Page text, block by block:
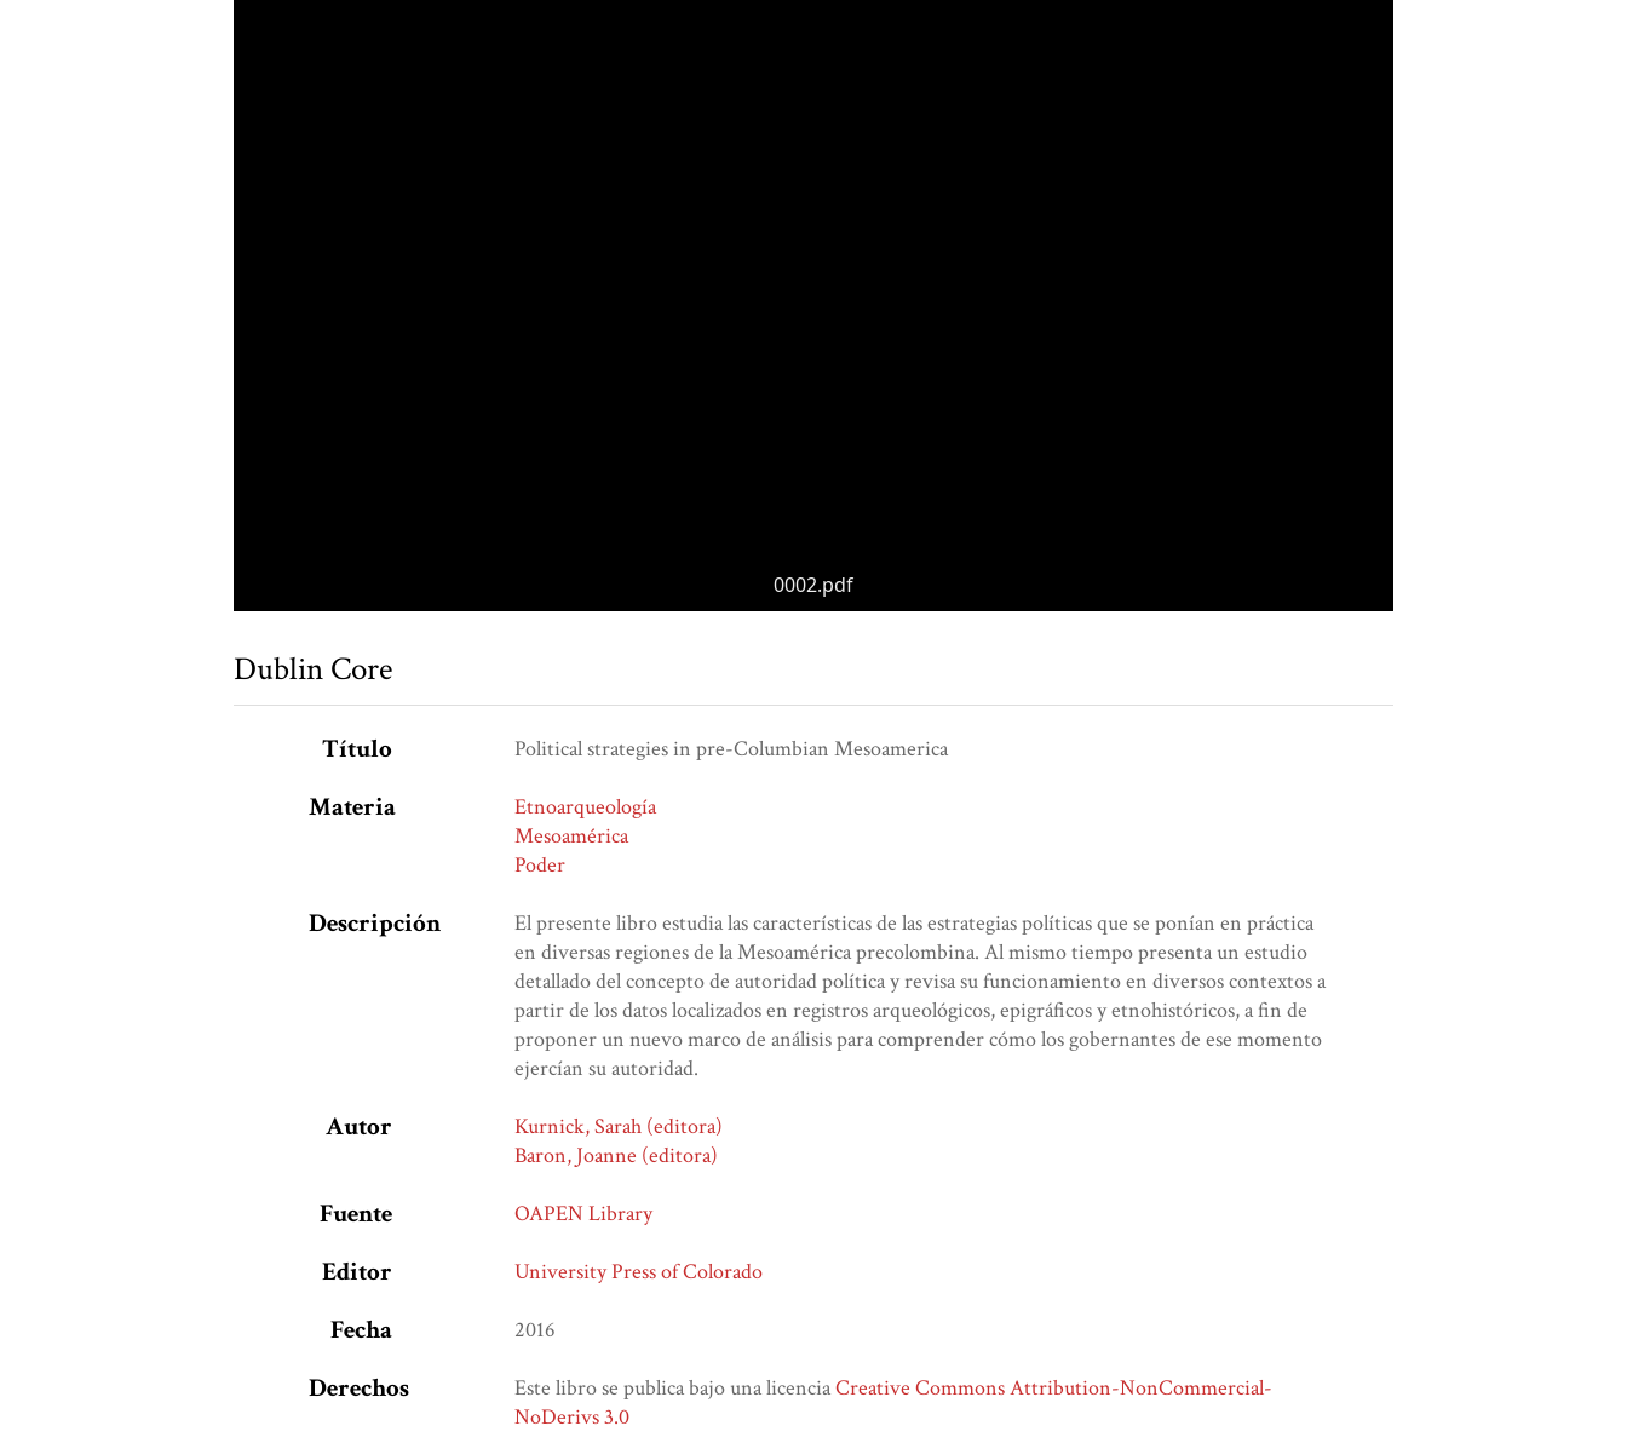
0002.pdf
Dublin Core
Título Political strategies in pre-Columbian Mesoamerica
Materia
Etnoarqueología
Mesoamérica
Poder
Descripción
El presente libro estudia las características de las estrategias políticas que se ponían en práctica
en diversas regiones de la Mesoamérica precolombina. Al mismo tiempo presenta un estudio
detallado del concepto de autoridad política y revisa su funcionamiento en diversos contextos a
partir de los datos localizados en registros arqueológicos, epigráficos y etnohistóricos, a fin de
proponer un nuevo marco de análisis para comprender cómo los gobernantes de ese momento
ejercían su autoridad.
Autor
Kurnick, Sarah (editora)
Baron, Joanne (editora)
Fuente OAPEN Library
Editor University Press of Colorado
Fecha 2016
Derechos Este libro se publica bajo una licenciaCreative Commons Attribution-NonCommercial-
NoDerivs 3.0